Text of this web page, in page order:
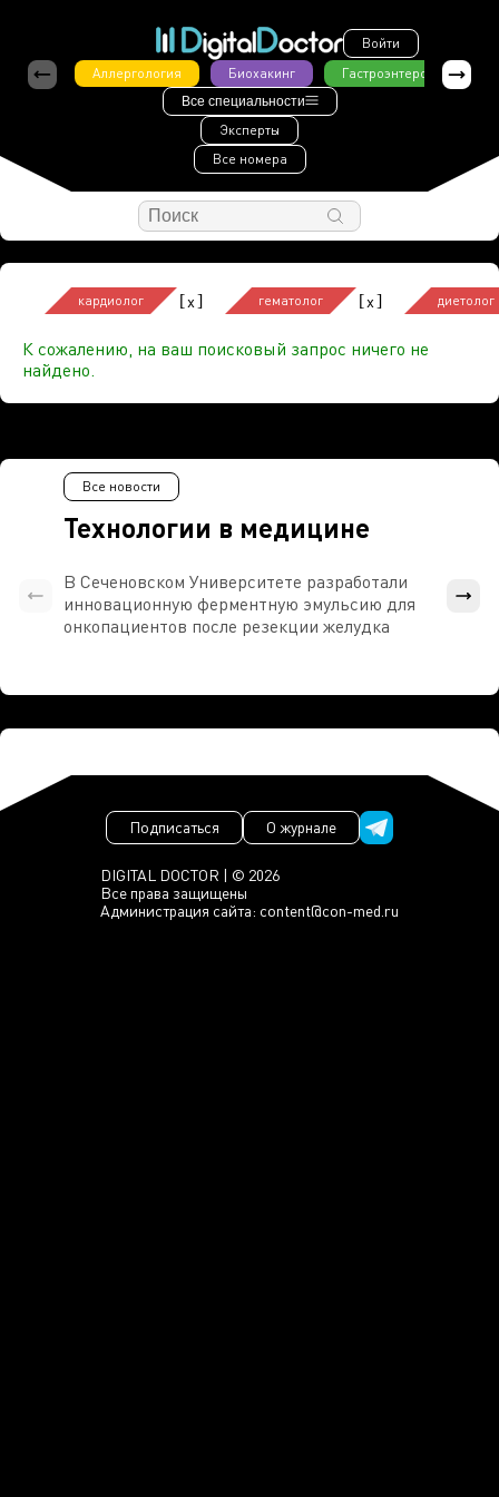
Войти
Аллергология
Биохакинг Гастроэнтерология
Все специальности
Эксперты
Все номера
кардиолог [x] гематолог [x] диетолог
К сожалению, на ваш поисковый запрос ничего не
найдено.
Технологии в медицине
Все новости
В Сеченовском Университете разработали
инновационную ферментную эмульсию для
онкопациентов после резекции желудка
DIGITAL DOCTOR | © 2026
Все права защищены
Администрация сайта: content@con-med.ru
Подписаться О журнале